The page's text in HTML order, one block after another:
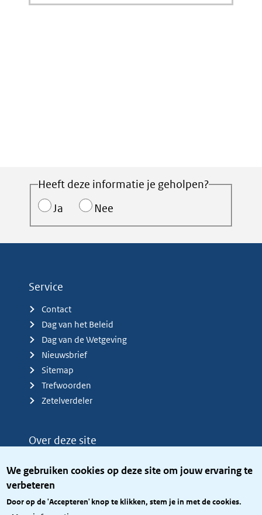
We gebruiken cookies op deze site om jouw ervaring te
verbeteren
Door op de 'Accepteren' knop te klikken, stem je in met de cookies.
Heeft deze informatie je geholpen?
Ja
Nee
Service
Contact
Dag van het Beleid
Dag van de Wetgeving
Nieuwsbrief
Sitemap
Trefwoorden
Zetelverdeler
Over deze site
Privacy
Toegang site openbaar